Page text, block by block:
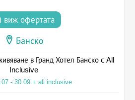
виж офертата
Банско
в Гранд Хотел Банско с All
Inclusive
- 30.09 + all inclusive